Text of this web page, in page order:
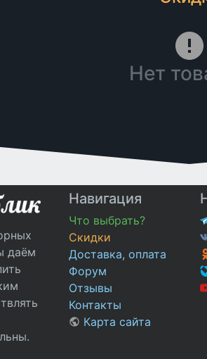
Нет
даём
Навигация
Что выбрать?
Скидки
Доставка, оплата
Форум
Отзывы
Контакты
Карта сайта